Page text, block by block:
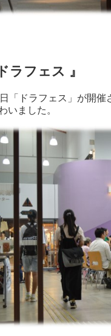
ラフェス 』
日「ドラフェス」が開
いました。